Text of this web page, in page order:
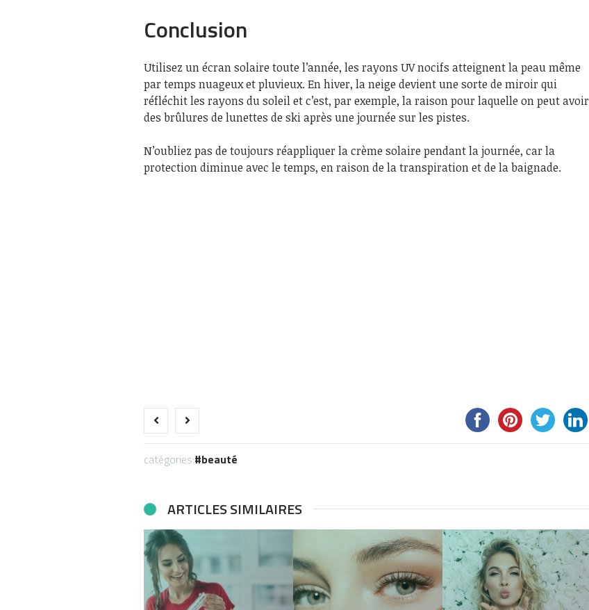
Conclusion
Utilisez un écran solaire toute l’année, les rayons UV nocifs atteignent la peau même
par temps nuageux et pluvieux. En hiver, la neige devient une sorte de miroir qui
réfléchit les rayons du soleil et c’est, par exemple, la raison pour laquelle on peut avoir
des brûlures de lunettes de ski après une journée sur les pistes.
N’oubliez pas de toujours réappliquer la crème solaire pendant la journée, car la
protection diminue avec le temps, en raison de la transpiration et de la baignade.
catégories: beauté
ARTICLES SIMILAIRES